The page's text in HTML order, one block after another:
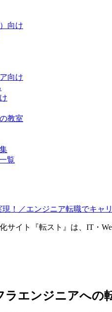
向け
向け
教室
覧
現！／エンジニア転職でキ
サイト『転スト』は、IT・
ラエンジニアへの